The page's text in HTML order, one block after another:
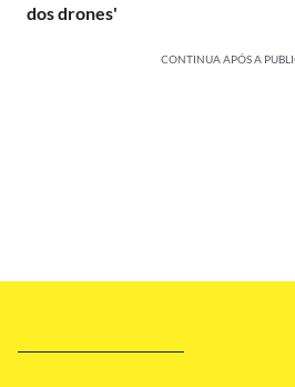
dos drones'
CONTINUA APÓS A